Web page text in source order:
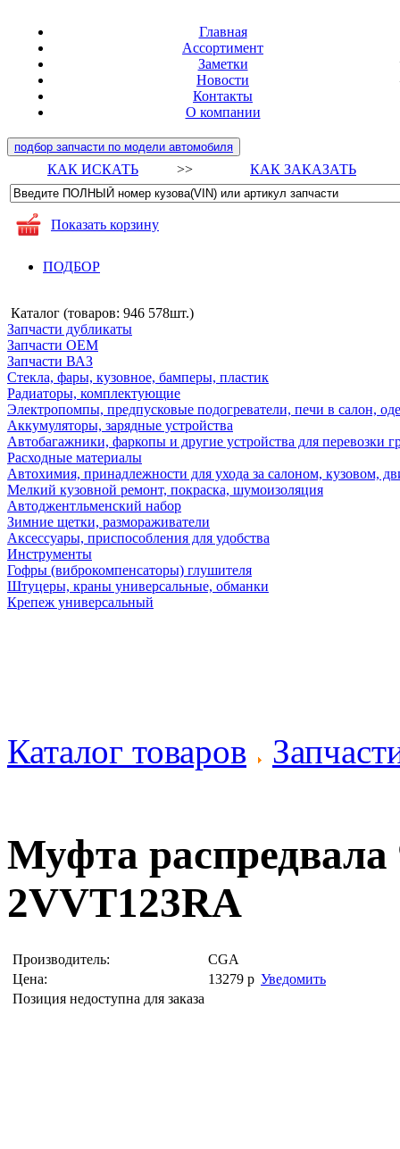
Главная
Ассортимент
Заметки
Новости
Контакты
О компании
подбор запчасти по модели автомобиля
КАК ИСКАТЬ >> КАК ЗАКАЗАТЬ
Показать корзину
ПОДБОР
Каталог (товаров: 946 578шт.)
Запчасти дубликаты
Запчасти ОЕМ
Запчасти ВАЗ
Стекла, фары, кузовное, бамперы, пластик
Радиаторы, комплектующие
Электропомпы, предпусковые подогреватели, печи в салон,
Аккумуляторы, зарядные устройства
Автобагажники, фаркопы и другие устройства для перевозки
Расходные материалы
Автохимия, принадлежности для ухода за салоном, кузовом,
Мелкий кузовной ремонт, покраска, шумоизоляция
Автоджентльменский набор
Зимние щетки, размораживатели
Аксессуары, приспособления для удобства
Инструменты
Гофры (виброкомпенсаторы) глушителя
Штуцеры, краны универсальные, обманки
Крепеж универсальный
Каталог товаров
Муфта распредвала
2VVT123RA
Производитель:
CGA
Цена:
13279 р
Позиция недоступна для заказа
Уведомить